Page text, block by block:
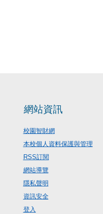
網站資訊
校園智財網
本校個人資料保護與管理
RSS訂閱
網站導覽
隱私聲明
資訊安全
登入